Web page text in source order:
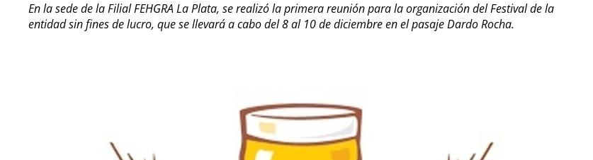
En la sede de la Filial FEHGRA La Plata, se realizó la primera reunión para la organización del Festival de la
entidad sin fines de lucro, que se llevará a cabo del 8 al 10 de diciembre en el pasaje Dardo Rocha.